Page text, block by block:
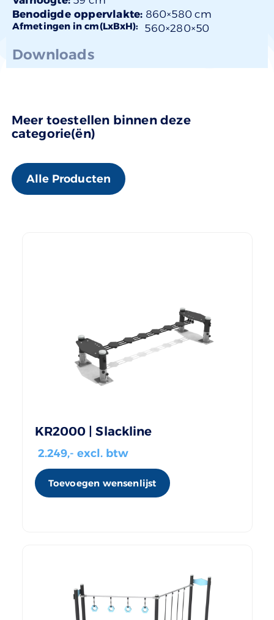
Benodigde oppervlakte: 860×580 cm
Afmetingen in cm(LxBxH): 560×280×50
Downloads
Meer toestellen binnen deze
categorie(ën)
Alle Producten
KR2000 | Slackline
2.249,- excl. btw
Toevoegen wensenlijst